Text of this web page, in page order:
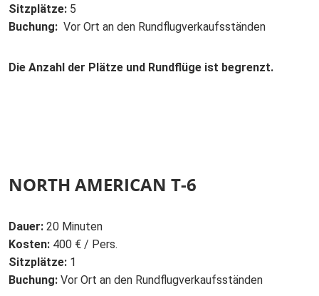
Sitzplätze: 5
Buchung: Vor Ort an den Rundflugverkaufsständen
Die Anzahl der Plätze und Rundflüge ist begrenzt.
NORTH AMERICAN T-6
Dauer: 20 Minuten
Kosten: 400 € / Pers.
Sitzplätze: 1
Buchung: Vor Ort an den Rundflugverkaufsständen